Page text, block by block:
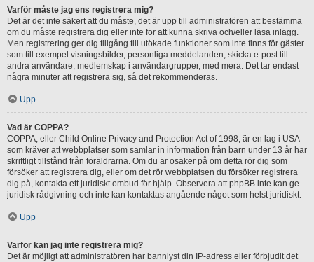
Varför måste jag ens registrera mig?
Det är det inte säkert att du måste, det är upp till administratören att bestämma
om du måste registrera dig eller inte för att kunna skriva och/eller läsa inlägg.
Men registrering ger dig tillgång till utökade funktioner som inte finns för gäster
som till exempel visningsbilder, personliga meddelanden, skicka e-post till
andra användare, medlemskap i användargrupper, med mera. Det tar endast
några minuter att registrera sig, så det rekommenderas.
Upp
Vad är COPPA?
COPPA, eller Child Online Privacy and Protection Act of 1998, är en lag i USA
som kräver att webbplatser som samlar in information från barn under 13 år har
skriftligt tillstånd från föräldrarna. Om du är osäker på om detta rör dig som
försöker att registrera dig, eller om det rör webbplatsen du försöker registrera
dig på, kontakta ett juridiskt ombud för hjälp. Observera att phpBB inte kan ge
juridisk rådgivning och inte kan kontaktas angående något som helst juridiskt.
Upp
Varför kan jag inte registrera mig?
Det är möjligt att administratören har bannlyst din IP-adress eller förbjudit det